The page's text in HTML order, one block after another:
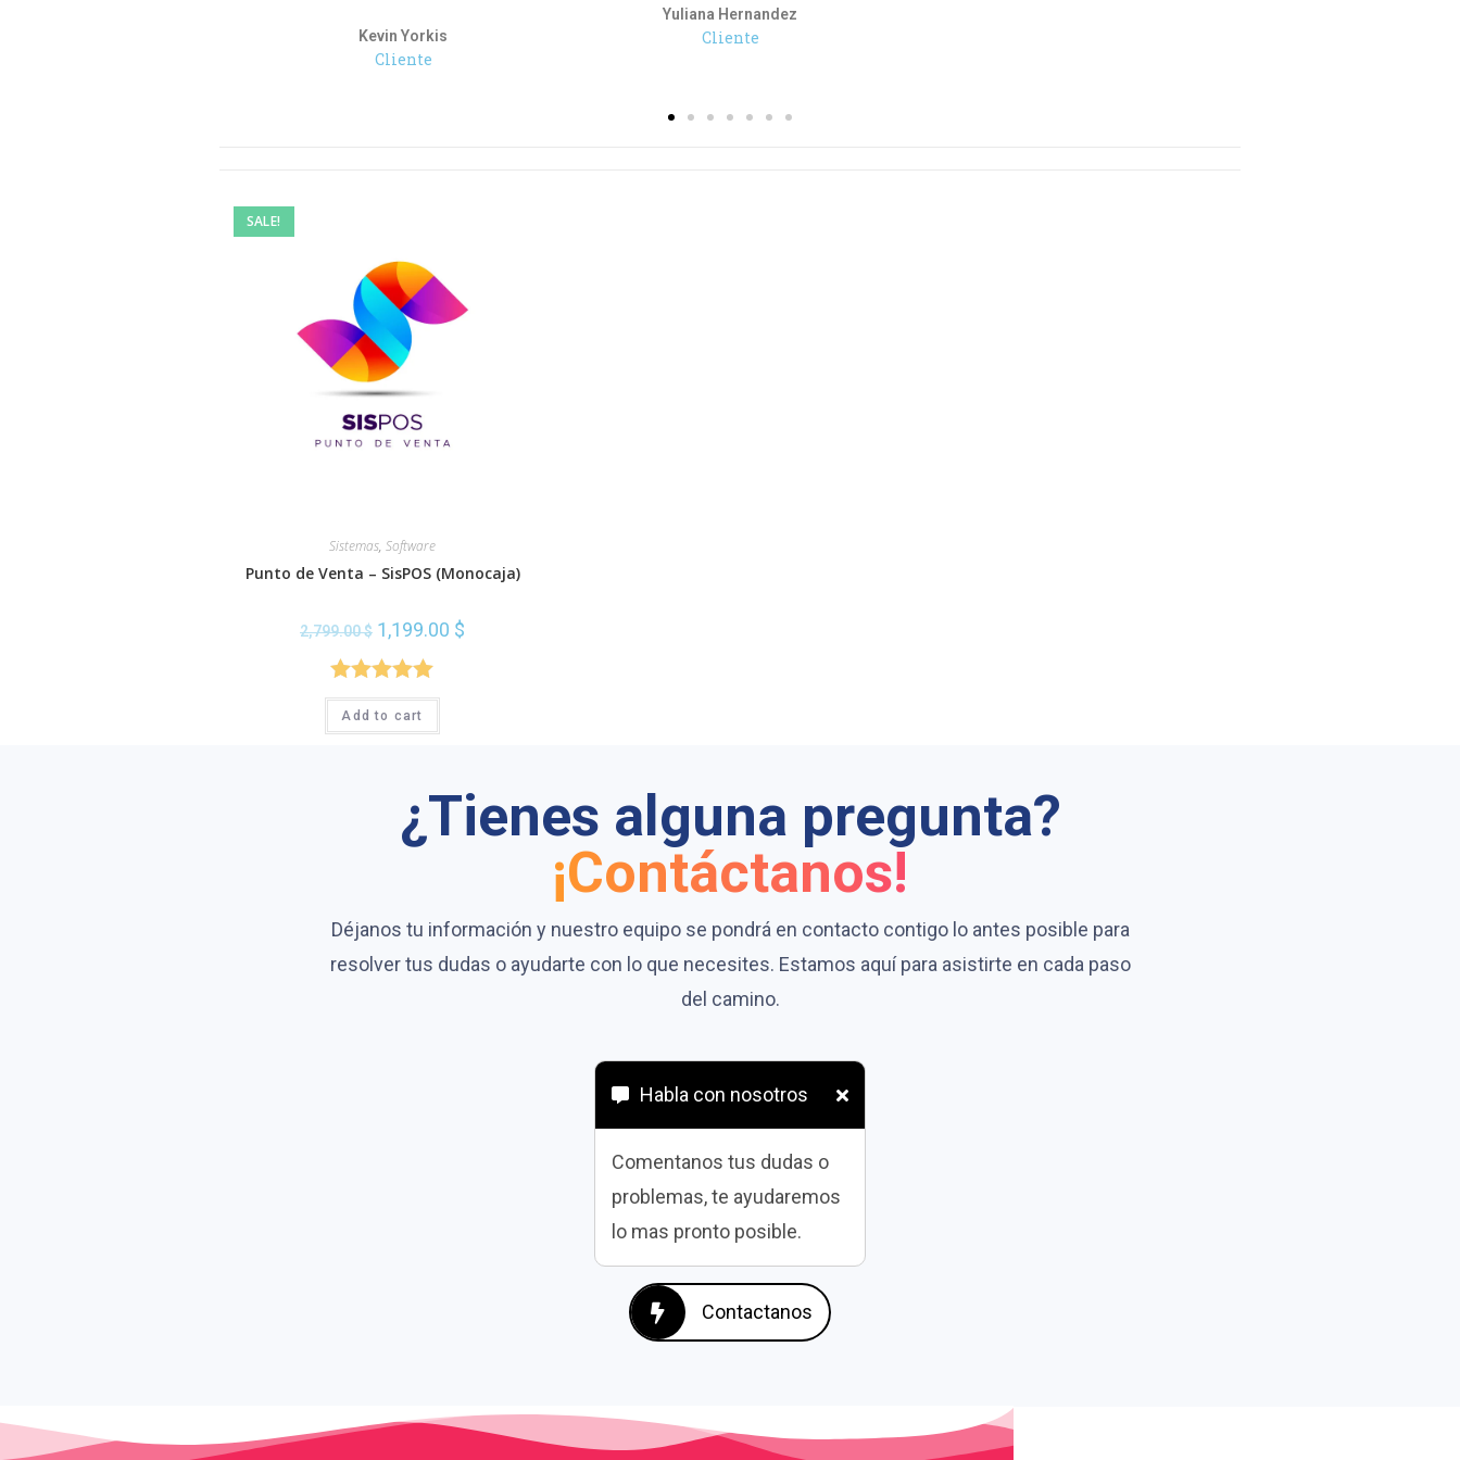
Kevin Yorkis
Cliente
Yuliana Hernandez
Cliente
SALE!
Sistemas, Software
Punto de Venta – SisPOS (Monocaja)
2,799.00$ 1,199.00 $
Rated5.00
out of 5
Add to cart
¿Tienes alguna pregunta?
¡Contáctanos!
Déjanos tu información y nuestro equipo se pondrá en contacto contigo lo antes posible para
resolver tus dudas o ayudarte con lo que necesites. Estamos aquí para asistirte en cada paso
del camino.
Habla con nosotros
Comentanos tus dudas o
problemas, te ayudaremos
lo mas pronto posible.
Contactanos